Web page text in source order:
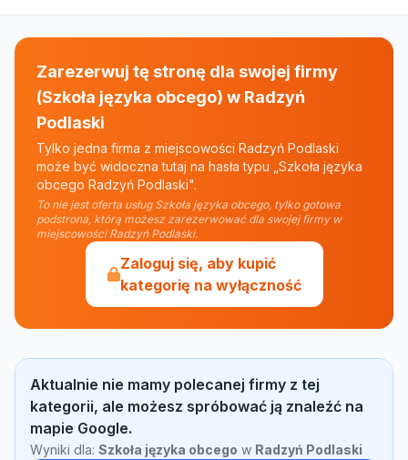
Zarezerwuj tę stronę dla swojej firmy
(Szkoła języka obcego) w Radzyń
Podlaski
Tylko jedna firma z miejscowości Radzyń Podlaski
może być widoczna tutaj na hasła typu „Szkoła języka
obcego Radzyń Podlaski".
To nie jest oferta usług Szkoła języka obcego, tylko gotowa
podstrona, którą możesz zarezerwować dla swojej firmy w
miejscowości Radzyń Podlaski.
Zaloguj się, aby kupić
kategorię na wyłączność
Aktualnie nie mamy polecanej firmy z tej
kategorii, ale możesz spróbować ją znaleźć na
mapie Google.
Wyniki dla: Szkoła języka obcego w Radzyń Podlaski